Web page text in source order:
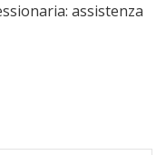
assistenza